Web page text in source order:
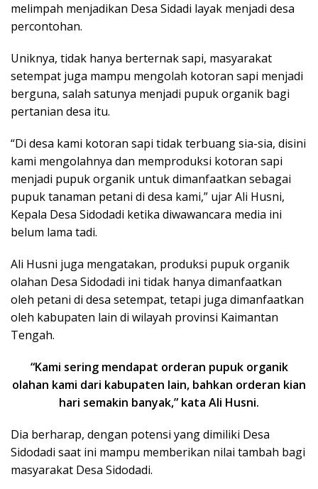
melimpah menjadikan Desa Sidadi layak menjadi desa
percontohan.
Uniknya, tidak hanya berternak sapi, masyarakat
setempat juga mampu mengolah kotoran sapi menjadi
berguna, salah satunya menjadi pupuk organik bagi
pertanian desa itu.
“Di desa kami kotoran sapi tidak terbuang sia-sia, disini
kami mengolahnya dan memproduksi kotoran sapi
menjadi pupuk organik untuk dimanfaatkan sebagai
pupuk tanaman petani di desa kami,” ujar Ali Husni,
Kepala Desa Sidodadi ketika diwawancara media ini
belum lama tadi.
Ali Husni juga mengatakan, produksi pupuk organik
olahan Desa Sidodadi ini tidak hanya dimanfaatkan
oleh petani di desa setempat, tetapi juga dimanfaatkan
oleh kabupaten lain di wilayah provinsi Kaimantan
Tengah.
“Kami sering mendapat orderan pupuk organik
olahan kami dari kabupaten lain, bahkan orderan kian
hari semakin banyak,” kata Ali Husni.
Dia berharap, dengan potensi yang dimiliki Desa
Sidodadi saat ini mampu memberikan nilai tambah bagi
masyarakat Desa Sidodadi.